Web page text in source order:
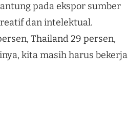
pada ekspor sumber
dan intelektual.
Thailand 29 persen,
kita masih harus bekerja